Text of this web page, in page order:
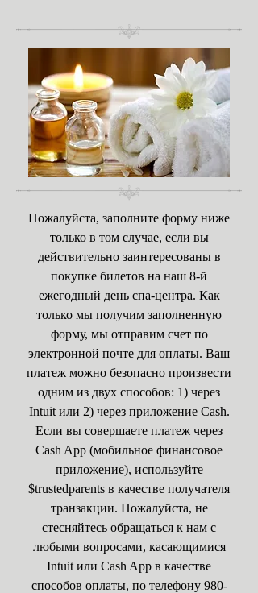
Пожалуйста, заполните форму ниже
только в том случае, если вы
действительно заинтересованы в
покупке билетов на наш 8-й
ежегодный день спа-центра. Как
только мы получим заполненную
форму, мы отправим счет по
электронной почте для оплаты. Ваш
платеж можно безопасно произвести
одним из двух способов: 1) через
Intuit или 2) через приложение Cash.
Если вы совершаете платеж через
Cash App (мобильное финансовое
приложение), используйте
$trustedparents в качестве получателя
транзакции. Пожалуйста, не
стесняйтесь обращаться к нам с
любыми вопросами, касающимися
Intuit или Cash App в качестве
способов оплаты, по телефону 980-